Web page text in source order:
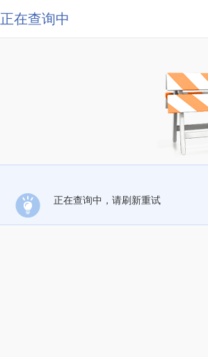
正在查询中
正在查询中，请刷新重试